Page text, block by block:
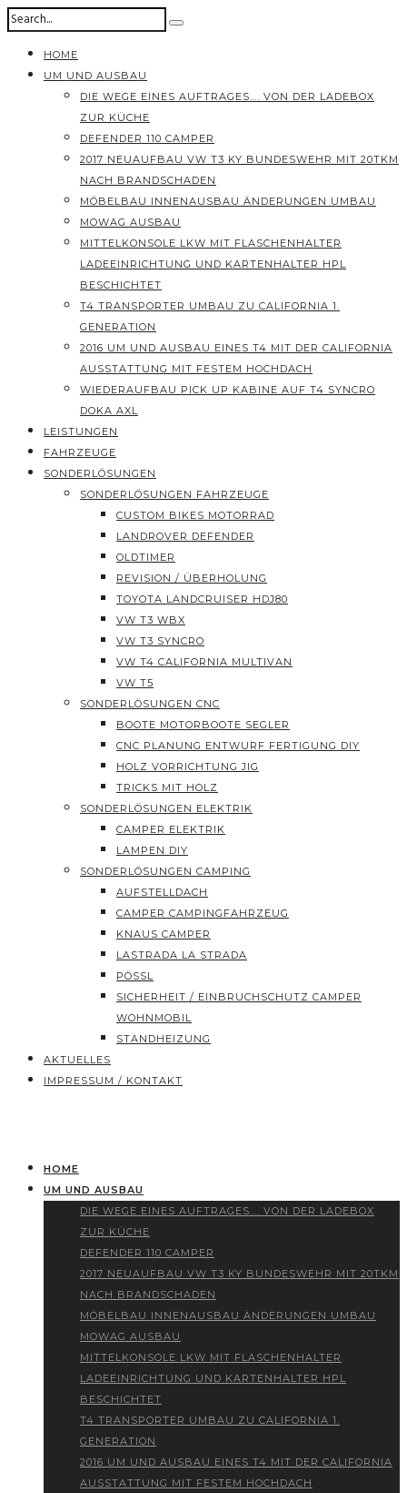
HOME
UM UND AUSBAU
DIE WEGE EINES AUFTRAGES…. VON DER LADEBOX
ZUR KÜCHE
DEFENDER 110 CAMPER
2017 NEUAUFBAU VW T3 KY BUNDESWEHR MIT 20TKM
NACH BRANDSCHADEN
MÖBELBAU INNENAUSBAU ÄNDERUNGEN UMBAU
MOWAG AUSBAU
MITTELKONSOLE LKW MIT FLASCHENHALTER
LADEEINRICHTUNG UND KARTENHALTER HPL
BESCHICHTET
T4 TRANSPORTER UMBAU ZU CALIFORNIA 1.
GENERATION
2016 UM UND AUSBAU EINES T4 MIT DER CALIFORNIA
AUSSTATTUNG MIT FESTEM HOCHDACH
WIEDERAUFBAU PICK UP KABINE AUF T4 SYNCRO
DOKA AXL
LEISTUNGEN
FAHRZEUGE
SONDERLÖSUNGEN
SONDERLÖSUNGEN FAHRZEUGE
CUSTOM BIKES MOTORRAD
LANDROVER DEFENDER
OLDTIMER
REVISION / ÜBERHOLUNG
TOYOTA LANDCRUISER HDJ80
VW T3 WBX
VW T3 SYNCRO
VW T4 CALIFORNIA MULTIVAN
VW T5
SONDERLÖSUNGEN CNC
BOOTE MOTORBOOTE SEGLER
CNC PLANUNG ENTWURF FERTIGUNG DIY
HOLZ VORRICHTUNG JIG
TRICKS MIT HOLZ
SONDERLÖSUNGEN ELEKTRIK
CAMPER ELEKTRIK
LAMPEN DIY
SONDERLÖSUNGEN CAMPING
AUFSTELLDACH
CAMPER CAMPINGFAHRZEUG
KNAUS CAMPER
LASTRADA LA STRADA
PÖSSL
SICHERHEIT / EINBRUCHSCHUTZ CAMPER
WOHNMOBIL
STANDHEIZUNG
AKTUELLES
IMPRESSUM / KONTAKT
HOME
UM UND AUSBAU
DIE WEGE EINES AUFTRAGES…. VON DER LADEBOX
ZUR KÜCHE
DEFENDER 110 CAMPER
2017 NEUAUFBAU VW T3 KY BUNDESWEHR MIT 20TKM
NACH BRANDSCHADEN
MÖBELBAU INNENAUSBAU ÄNDERUNGEN UMBAU
MOWAG AUSBAU
MITTELKONSOLE LKW MIT FLASCHENHALTER
LADEEINRICHTUNG UND KARTENHALTER HPL
BESCHICHTET
T4 TRANSPORTER UMBAU ZU CALIFORNIA 1.
GENERATION
2016 UM UND AUSBAU EINES T4 MIT DER CALIFORNIA
AUSSTATTUNG MIT FESTEM HOCHDACH